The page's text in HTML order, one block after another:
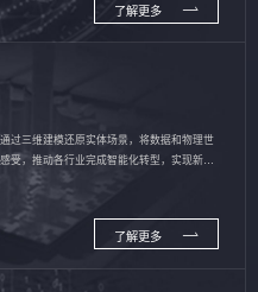
了解更多
过三维建模还原实体场景，将数据和物理世
受，推动各行业完成智能化转型，实现新旧
了解更多